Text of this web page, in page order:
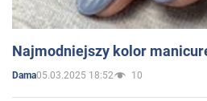
Najmodniejszy kolor
Dama05.03.2025 18:52 10